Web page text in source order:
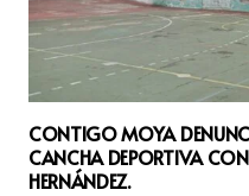
CONTIGO MOYA
CANCHA DEPORTIVA
HERNÁNDEZ.